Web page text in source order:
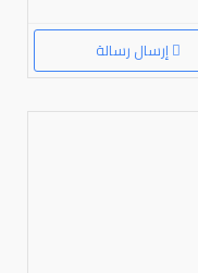
إرسال رسالة